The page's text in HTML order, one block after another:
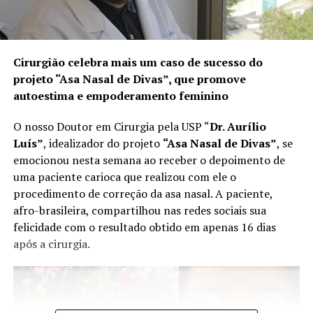
poder ser decretado em três situações:
Fracasso das medidas tomadas no estado de defesa;
Declaração de guerra ou resposta à agressão armada
estrangeira.
seguir o seguinte roteiro: primeiro, ele deve consultar o
Conselho da República e o Conselho da Defesa. Uma vez
feita a consulta (o papel dos dois conselhos é apenas
opinativo), o presidente deve encaminhar pedido de
estado de sítio para o Congresso Nacional.
O estado de sítio só pode ser implantado no Brasil caso
seja aprovado no Congresso Nacional.
O estado de sítio só pode ser implantado no Brasil caso
Cirurgião celebra mais um caso de sucesso do
projeto “Asa Nasal de Divas”, que promove
autoestima e empoderamento feminino
O nosso Doutor em Cirurgia pela USP “Dr. Aurílio
Luís”, idealizador do projeto “Asa Nasal de Divas”, se
emocionou nesta semana ao receber o depoimento de
uma paciente carioca que realizou com ele o
procedimento de correção da asa nasal. A paciente,
afro-brasileira, compartilhou nas redes sociais sua
felicidade com o resultado obtido em apenas 16 dias
após a cirurgia.